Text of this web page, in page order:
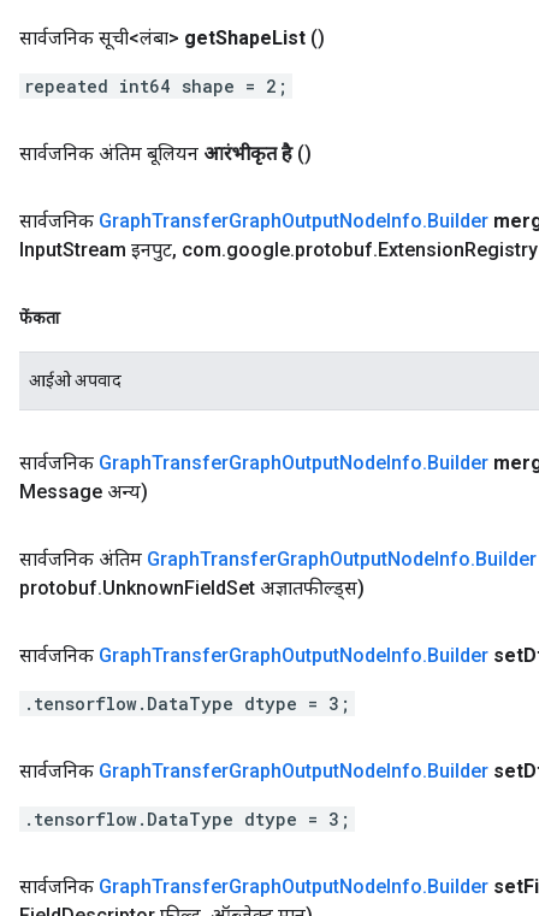
सार्वजनिक सूची<लंबा> getShapeList ()
repeated int64 shape = 2;
सार्वजनिक अंतिम बूलियन आरंभीकृत है ()
सार्वजनिक GraphTransferGraphOutputNodeInfo.Builder
InputStream इनपुट, com.google.protobuf.ExtensionRegistry
फेंकता
आईओ अपवाद
सार्वजनिक GraphTransferGraphOutputNodeInfo.Builder
Message अन्य)
सार्वजनिक अंतिम GraphTransferGraphOutputNodeInfo.Builder
protobuf.UnknownFieldSet अज्ञातफील्ड्स)
सार्वजनिक GraphTransferGraphOutputNodeInfo.Builder set
.tensorflow.DataType dtype = 3;
सार्वजनिक GraphTransferGraphOutputNodeInfo.Builder set
.tensorflow.DataType dtype = 3;
सार्वजनिक GraphTransferGraphOutputNodeInfo.Builder set